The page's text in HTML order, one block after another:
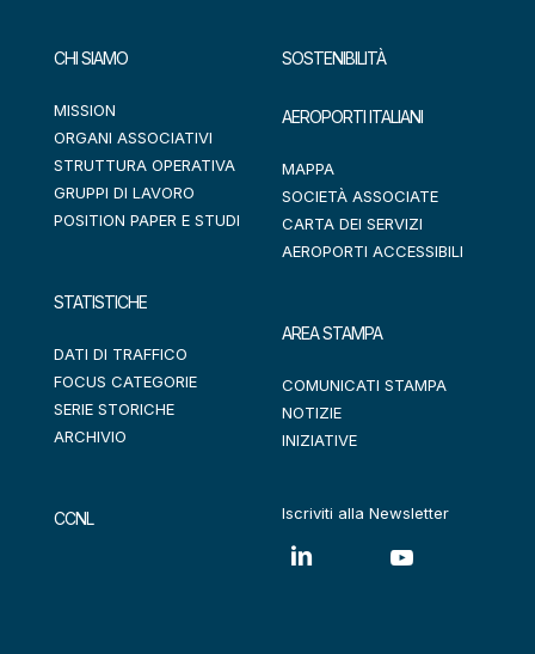
CHI SIAMO
MISSION
ORGANI ASSOCIATIVI
STRUTTURA OPERATIVA
GRUPPI DI LAVORO
POSITION PAPER E STUDI
STATISTICHE
DATI DI TRAFFICO
FOCUS CATEGORIE
SERIE STORICHE
ARCHIVIO
CCNL
SOSTENIBILITÀ
AEROPORTI ITALIANI
MAPPA
SOCIETÀ ASSOCIATE
CARTA DEI SERVIZI
AEROPORTI ACCESSIBILI
AREA STAMPA
COMUNICATI STAMPA
NOTIZIE
INIZIATIVE
Iscriviti alla Newsletter